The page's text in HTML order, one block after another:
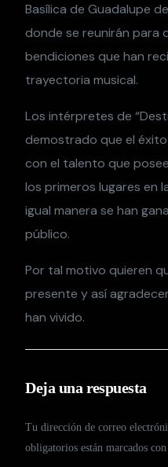
Basílica de Guadalupe
donde se reunirán para
bendiciones que han
trayectoria musical.
Los intérpretes de
demostrado que el
con el talento que
los primeros lugares en
igual manera se han
público.
Por tal motivo quieren
presente y así
han vivido.
Deja una respuesta
Tu dirección de correo
obligatorios están marcados con